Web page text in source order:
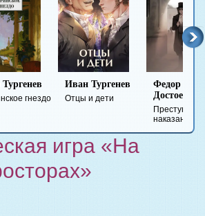
Иван Тургенев
Отцы и дети
Федор
Достоевский
Преступление и
игра «На